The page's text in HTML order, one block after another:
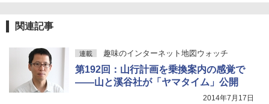
関連記事
連載 趣味のインターネット地図ウォッチ
第192回：山行計画を乗換案内の感覚で
――山と溪谷社が「ヤマタイム」公開
2014年7月17日